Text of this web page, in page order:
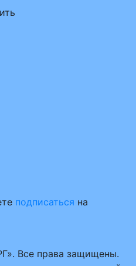
подписаться на
Все права защищены.